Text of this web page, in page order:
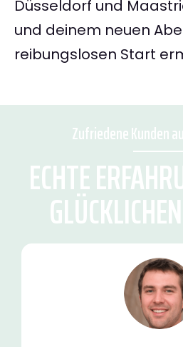
Düsseldorf und
und deinem neuen
reibungslosen Start
Zufriedene Kunden
ECHTE